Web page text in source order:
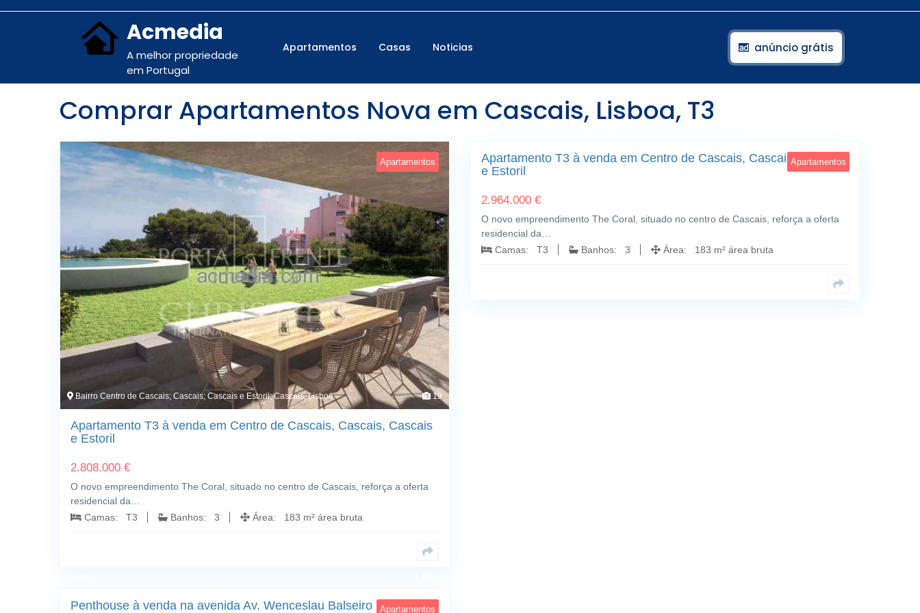
Acmedia
A melhor propriedade
em Portugal
Apartamentos Casas Noticias anúncio grátis
Comprar Apartamentos Nova em Cascais, Lisboa, T3
Apartamentos
Bairro Centro de Cascais; Cascais; Cascais e Estoril; Cascais, Lisboa 19
Apartamento T3 à venda em Centro de Cascais, Cascais, Cascais
e Estoril
2.808.000 €
O novo empreendimento The Coral, situado no centro de Cascais, reforça a oferta
residencial da…
Camas: T3
Banhos: 3 Área: 183 m² área bruta
Apartamentos
Apartamento T3 à venda em Centro de Cascais, Cascais, Cascais
e Estoril
2.964.000 €
O novo empreendimento The Coral, situado no centro de Cascais, reforça a oferta
residencial da…
Camas: T3
Banhos: 3 Área: 183 m² área bruta
Apartamentos
Penthouse à venda na avenida Av. Wenceslau Balseiro Guerra, 87,